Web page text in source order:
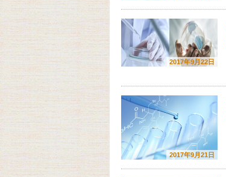
2017年9月22日
2017年9月21日